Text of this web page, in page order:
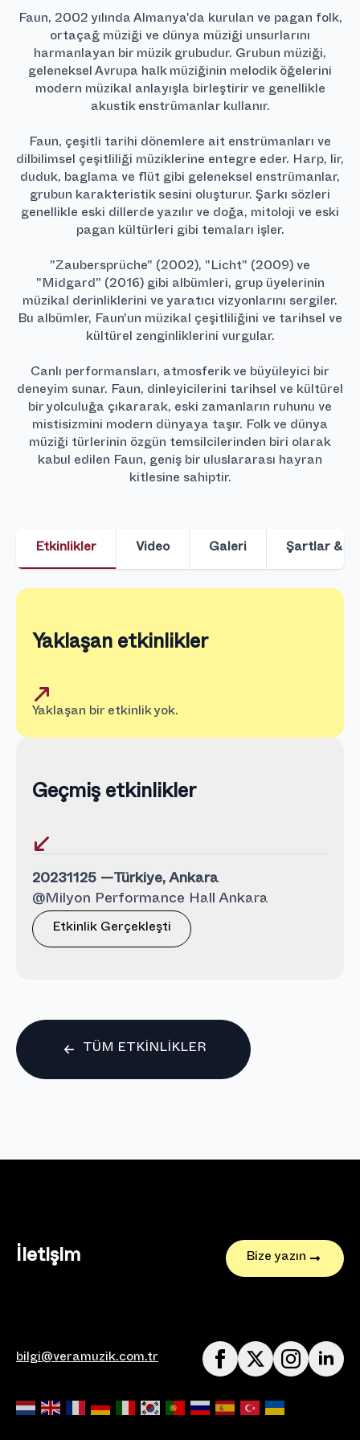
Faun, 2002 yılında Almanya'da kurulan ve pagan folk,
ortaçağ müziği ve dünya müziği unsurlarını
harmanlayan bir müzik grubudur. Grubun müziği,
geleneksel Avrupa halk müziğinin melodik öğelerini
modern müzikal anlayışla birleştirir ve genellikle
akustik enstrümanlar kullanır.
Faun, çeşitli tarihi dönemlere ait enstrümanları ve
dilbilimsel çeşitliliği müziklerine entegre eder. Harp, lir,
duduk, baglama ve flüt gibi geleneksel enstrümanlar,
grubun karakteristik sesini oluşturur. Şarkı sözleri
genellikle eski dillerde yazılır ve doğa, mitoloji ve eski
pagan kültürleri gibi temaları işler.
"Zaubersprüche" (2002), "Licht" (2009) ve
"Midgard" (2016) gibi albümleri, grup üyelerinin
müzikal derinliklerini ve yaratıcı vizyonlarını sergiler.
Bu albümler, Faun'un müzikal çeşitliliğini ve tarihsel ve
kültürel zenginliklerini vurgular.
Canlı performansları, atmosferik ve büyüleyici bir
deneyim sunar. Faun, dinleyicilerini tarihsel ve kültürel
bir yolculuğa çıkararak, eski zamanların ruhunu ve
mistisizmini modern dünyaya taşır. Folk ve dünya
müziği türlerinin özgün temsilcilerinden biri olarak
kabul edilen Faun, geniş bir uluslararası hayran
kitlesine sahiptir.
Etkinlikler Video Galeri Şartlar &
Yaklaşan etkinlikler
Yaklaşan bir etkinlik yok.
Geçmiş etkinlikler
20231125 — Türkiye, Ankara
@Milyon Performance Hall Ankara
Etkinlik Gerçekleşti
TÜM ETKINLIKLER
İletişim Bize yazın
bilgi@veramuzik.com.tr